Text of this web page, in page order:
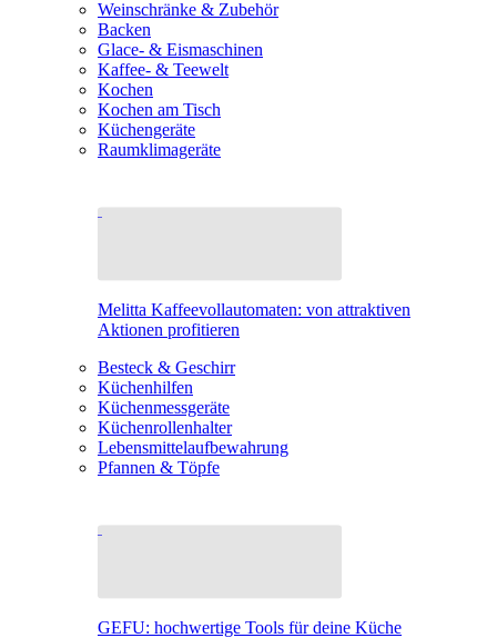
Weinschränke & Zubehör
Backen
Glace- & Eismaschinen
Kaffee- & Teewelt
Kochen
Kochen am Tisch
Küchengeräte
Raumklimageräte
Melitta Kaffeevollautomaten: von attraktiven
Aktionen profitieren
Besteck & Geschirr
Küchenhilfen
Küchenmessgeräte
Küchenrollenhalter
Lebensmittelaufbewahrung
Pfannen & Töpfe
GEFU: hochwertige Tools für deine Küche